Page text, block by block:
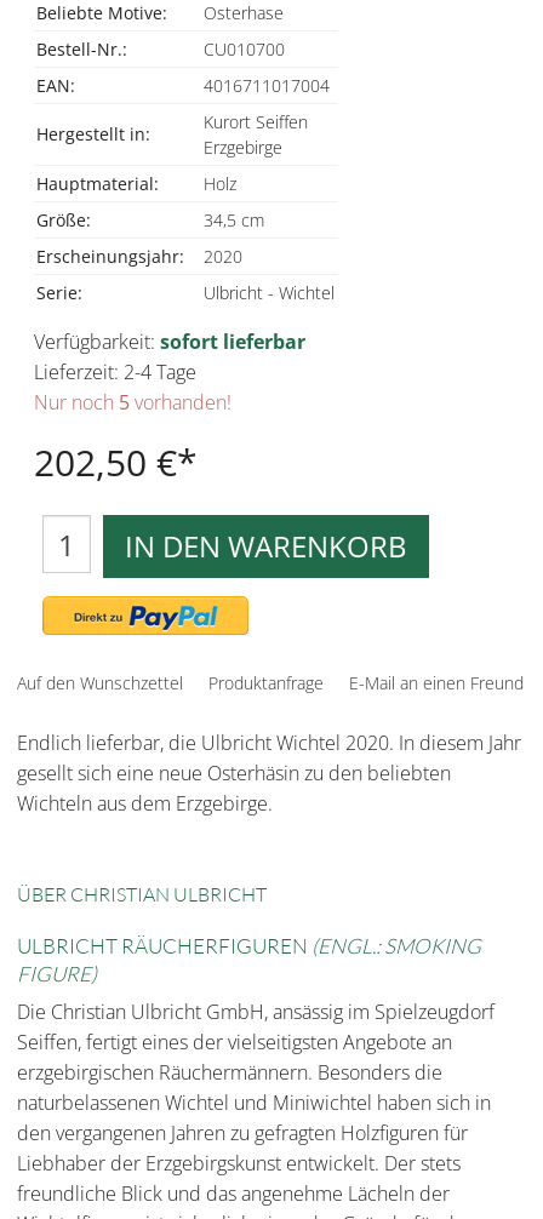
Beliebte Motive:
Osterhase
Bestell-Nr.:
CU010700
EAN:
4016711017004
Hergestellt in:
Kurort Seiffen
Erzgebirge
Hauptmaterial:
Holz
Größe:
34,5 cm
Erscheinungsjahr:
2020
Serie:
Ulbricht - Wichtel
Verfügbarkeit: sofort lieferbar
Lieferzeit: 2-4 Tage
Nur noch 5vorhanden!
202,50 €
IN DEN WARENKORB
Auf den Wunschzettel Produktanfrage E-Mail an einen Freund
Endlich lieferbar, die Ulbricht Wichtel 2020. In diesem Jahr
gesellt sich eine neue Osterhäsin zu den beliebten
Wichteln aus dem Erzgebirge.
ÜBER CHRISTIAN ULBRICHT
ULBRICHT RÄUCHERFIGUREN (ENGL.: SMOKING
FIGURE)
Die Christian Ulbricht GmbH, ansässig im Spielzeugdorf
Seiffen, fertigt eines der vielseitigsten Angebote an
erzgebirgischen Räuchermännern. Besonders die
naturbelassenen Wichtel und Miniwichtel haben sich in
den vergangenen Jahren zu gefragten Holzfiguren für
Liebhaber der Erzgebirgskunst entwickelt. Der stets
freundliche Blick und das angenehme Lächeln der